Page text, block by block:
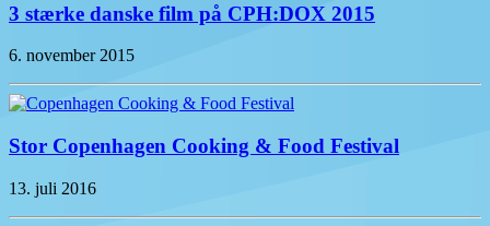
3 stærke danske film på CPH:DOX 2015
6. november 2015
Stor Copenhagen Cooking & Food Festival
13. juli 2016